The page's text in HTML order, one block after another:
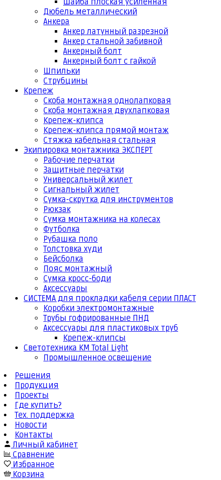
Шайба плоская усиленная
Дюбель металлический
Анкера
Анкер латунный разрезной
Анкер стальной забивной
Анкерный болт
Анкерный болт с гайкой
Шпильки
Струбцины
Крепеж
Скоба монтажная однолапковая
Скоба монтажная двухлапковая
Крепеж-клипса
Крепеж-клипса прямой монтаж
Стяжка кабельная стальная
Экипировка монтажника ЭКСПЕРТ
Рабочие перчатки
Защитные перчатки
Универсальный жилет
Сигнальный жилет
Сумка-скрутка для инструментов
Рюкзак
Сумка монтажника на колесах
Футболка
Рубашка поло
Толстовка худи
Бейсболка
Пояс монтажный
Сумка кросс-боди
Аксессуары
СИСТЕМА для прокладки кабеля серии ПЛАСТ
Коробки электромонтажные
Трубы гофрированные ПНД
Аксессуары для пластиковых труб
Крепеж-клипсы
Светотехника КМ Total Light
Промышленное освещение
Решения
Продукция
Проекты
Где купить?
Тех. поддержка
Новости
Контакты
Личный кабинет
Сравнение
Избранное
Корзина